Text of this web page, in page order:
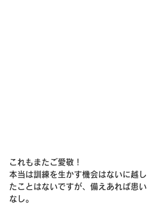
これもまたご愛敬！
本当は訓練を生かす機会はないに越し
たことはないですが、備えあれば患い
なし。